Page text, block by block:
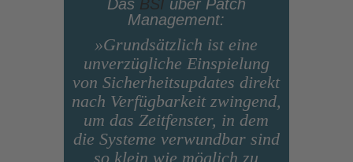
Das BSI über Patch
Management:
»Grundsätzlich ist eine
unverzügliche Einspielung
von Sicherheitsupdates direkt
nach Verfügbarkeit zwingend,
um das Zeitfenster, in dem
die Systeme verwundbar sind
so klein wie möglich zu